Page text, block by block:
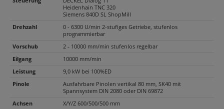
Heidenhain TNC 320
Siemens 840D SL ShopMill
Drehzahl
0 - 6300 U/min 2-stufiges Getriebe, stufenlos
programmierbar
Vorschub
2 - 10000 mm/min stufenlos regelbar
Eilgang
10000 mm/min
Leistung
9,0 kW bei 100%ED
Pinole
Ausfahrbare Pinolen vertikal 80 mm, SK40 mit
Spannsystem DIN 2080 oder DIN 69872
Achsen
X/Y/Z 600/500/500 mm